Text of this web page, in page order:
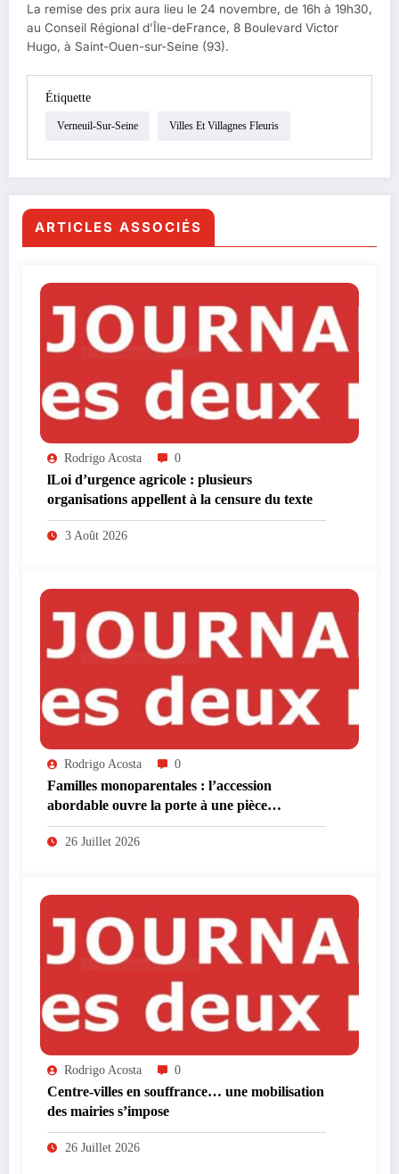
La remise des prix aura lieu le 24 novembre, de 16h à 19h30,
au Conseil Régional d’Île-deFrance, 8 Boulevard Victor
Hugo, à Saint-Ouen-sur-Seine (93).
Étiquette
Verneuil-Sur-Seine Villes Et Villagnes Fleuris
ARTICLES ASSOCIÉS
Rodrigo Acosta 0
lLoi d’urgence agricole : plusieurs
organisations appellent à la censure du texte
3 Août 2026
Rodrigo Acosta 0
Familles monoparentales : l’accession
abordable ouvre la porte à une pièce
supplémentaire
26 Juillet 2026
Rodrigo Acosta 0
Centre-villes en souffrance… une mobilisation
des mairies s’impose
26 Juillet 2026